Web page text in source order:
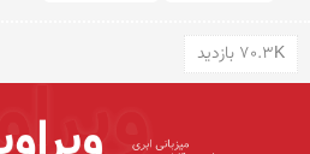
70.3K بازدید